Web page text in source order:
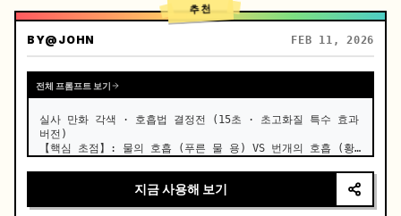
[인물]
묶고, 짙은 파란색의 편안한 리넨 의상을 입었으며, 깨끗한 화
장, 집중되고 평화로운 눈빛.
[샷 디테일]
추천
BY@JOHN FEB 11, 2026
전체 프롬프트 보기
실사 만화 각색 · 호흡법 결정전 (15초 · 초고화질 특수 효과
버전)
【핵심 초점】: 물의 호흡 (푸른 물 용) VS 번개의 호흡 (황
지금 사용해 보기